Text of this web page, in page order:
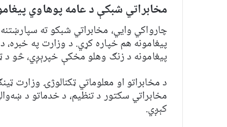
مخابراتي شبکې د عامه پوهاوي
چارواکي وایي، مخابراتي شبکو ته
پیغامونه هم خپاره کړي. د وزارت په
پیغامونه د زنګ وهلو مخکې خپرېږي، څو د
مخابراتي سکتور د تنظیم، د خدماتو د
کېږي.